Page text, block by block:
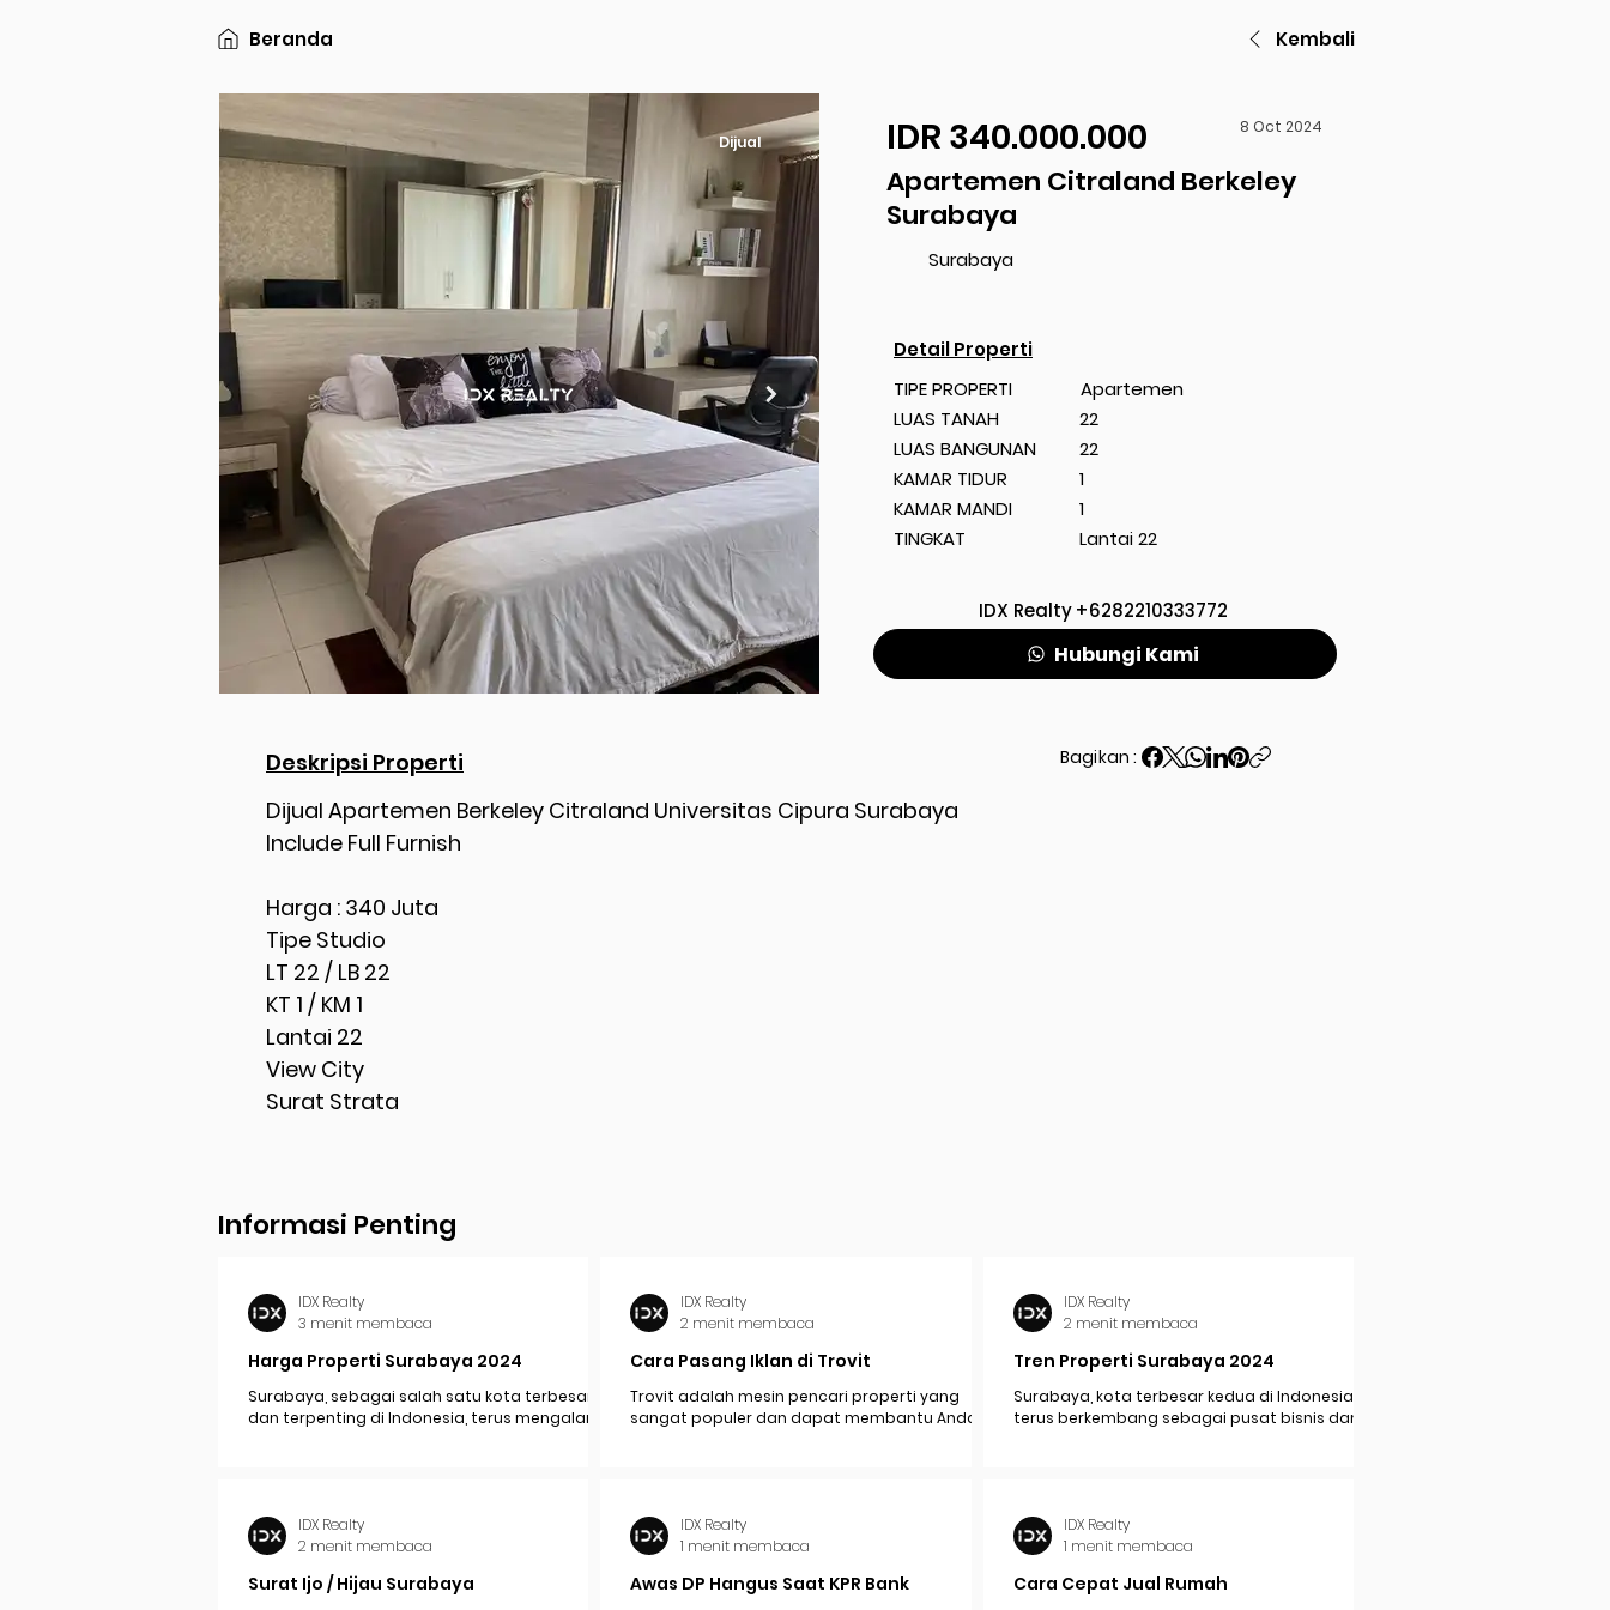
Beranda Kembali
Dijual IDR 340.000.000 8 Oct 2024
Apartemen Citraland Berkeley
Surabaya
Surabaya
Detail Properti
TIPE PROPERTI
LUAS TANAH
LUAS BANGUNAN
KAMAR TIDUR
KAMAR MANDI
TINGKAT
Apartemen
22
22
1
1
Lantai 22
IDX Realty+6282210333772
Hubungi Kami
Deskripsi Properti Bagikan :
Dijual Apartemen Berkeley Citraland Universitas Cipura Surabaya
Include Full Furnish
Harga : 340 Juta
Tipe Studio
LT 22 / LB 22
KT 1 / KM 1
Lantai 22
View City
Surat Strata
Informasi Penting
Harga Properti Surabaya 2024
Surabaya, sebagai salah satu kota terbesar
dan terpenting di Indonesia, terus mengalami
IDX Realty
3 menit membaca
Cara Pasang Iklan di Trovit
Trovit adalah mesin pencari properti yang
sangat populer dan dapat membantu Anda
IDX Realty
2 menit membaca
Tren Properti Surabaya 2024
Surabaya, kota terbesar kedua di Indonesia,
terus berkembang sebagai pusat bisnis dan
IDX Realty
2 menit membaca
Surat Ijo / Hijau Surabaya
IDX Realty
2 menit membaca
Awas DP Hangus Saat KPR Bank
IDX Realty
1 menit membaca
Cara Cepat Jual Rumah
IDX Realty
1 menit membaca